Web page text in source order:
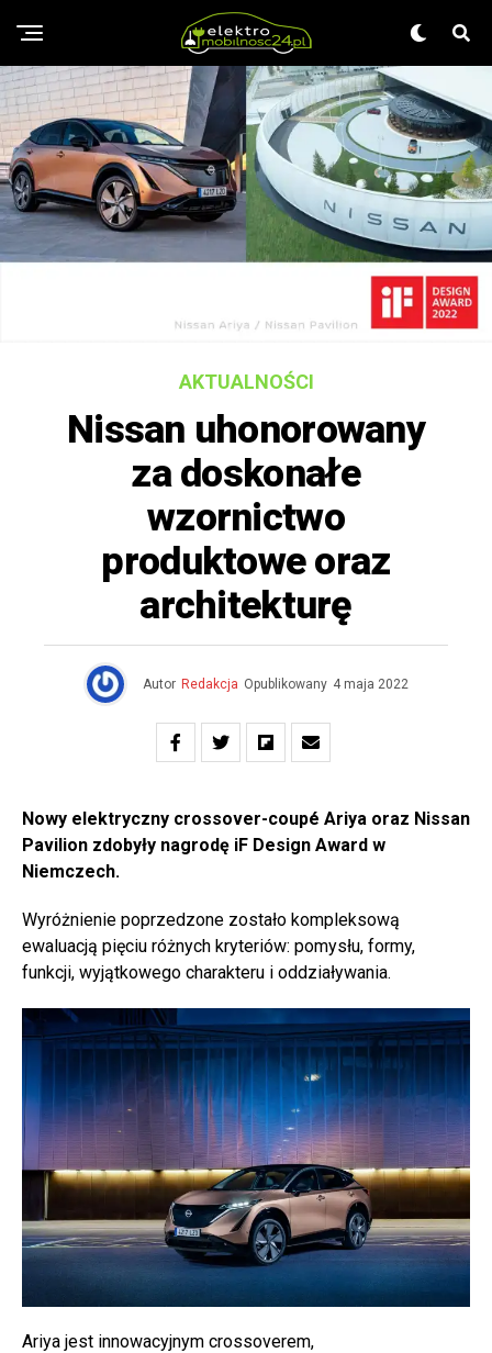
AKTUALNOŚCI
Nissan uhonorowany
za doskonałe
wzornictwo
produktowe oraz
architekturę
Autor Redakcja Opublikowany 4 maja 2022
Nowy elektryczny crossover-coupé Ariya oraz Nissan
Pavilion zdobyły nagrodę iF Design Award w
Niemczech.
Wyróżnienie poprzedzone zostało kompleksową
ewaluacją pięciu różnych kryteriów: pomysłu, formy,
funkcji, wyjątkowego charakteru i oddziaływania.
Ariya jest innowacyjnym crossoverem,